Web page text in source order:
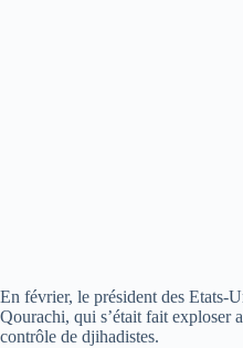
En février, le président des Etats-
Qourachi, qui s’était fait exploser
contrôle de djihadistes.